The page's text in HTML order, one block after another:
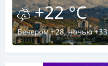
+22 °C
Вечером +28, ночью +33